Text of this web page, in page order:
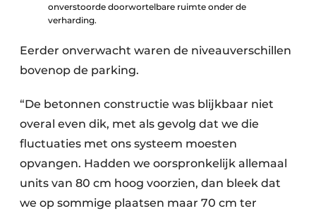
onverstoorde doorwortelbare ruimte onder de
verharding.
Eerder onverwacht waren de niveauverschillen
bovenop de parking.
“De betonnen constructie was blijkbaar niet
overal even dik, met als gevolg dat we die
fluctuaties met ons systeem moesten
opvangen. Hadden we oorspronkelijk allemaal
units van 80 cm hoog voorzien, dan bleek dat
we op sommige plaatsen maar 70 cm ter